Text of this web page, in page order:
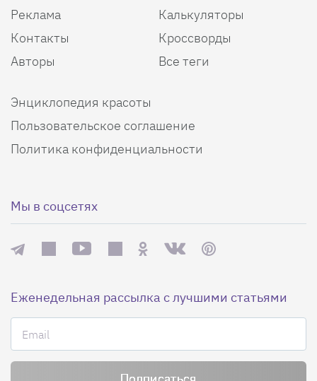
Реклама
Контакты
Авторы
Калькуляторы
Кроссворды
Все теги
Энциклопедия красоты
Пользовательское соглашение
Политика конфиденциальности
Мы в соцсетях
Еженедельная рассылка с лучшими статьями